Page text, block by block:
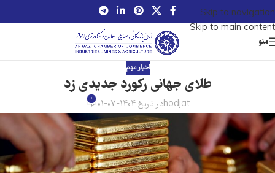
Skip to navigation
Skip to main content
منو
اخبار مهم
طلای جهانی رکورد جدیدی زد
hodjatدر تاریخ 1404-07-01 0